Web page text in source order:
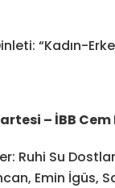
“Kadın-
– İBB
Ruhi Su
Emin İgüs,